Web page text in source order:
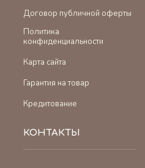
Договор публичной оферты
Политика
конфиденциальности
Карта сайта
Гарантия на товар
Кредитование
КОНТАКТЫ